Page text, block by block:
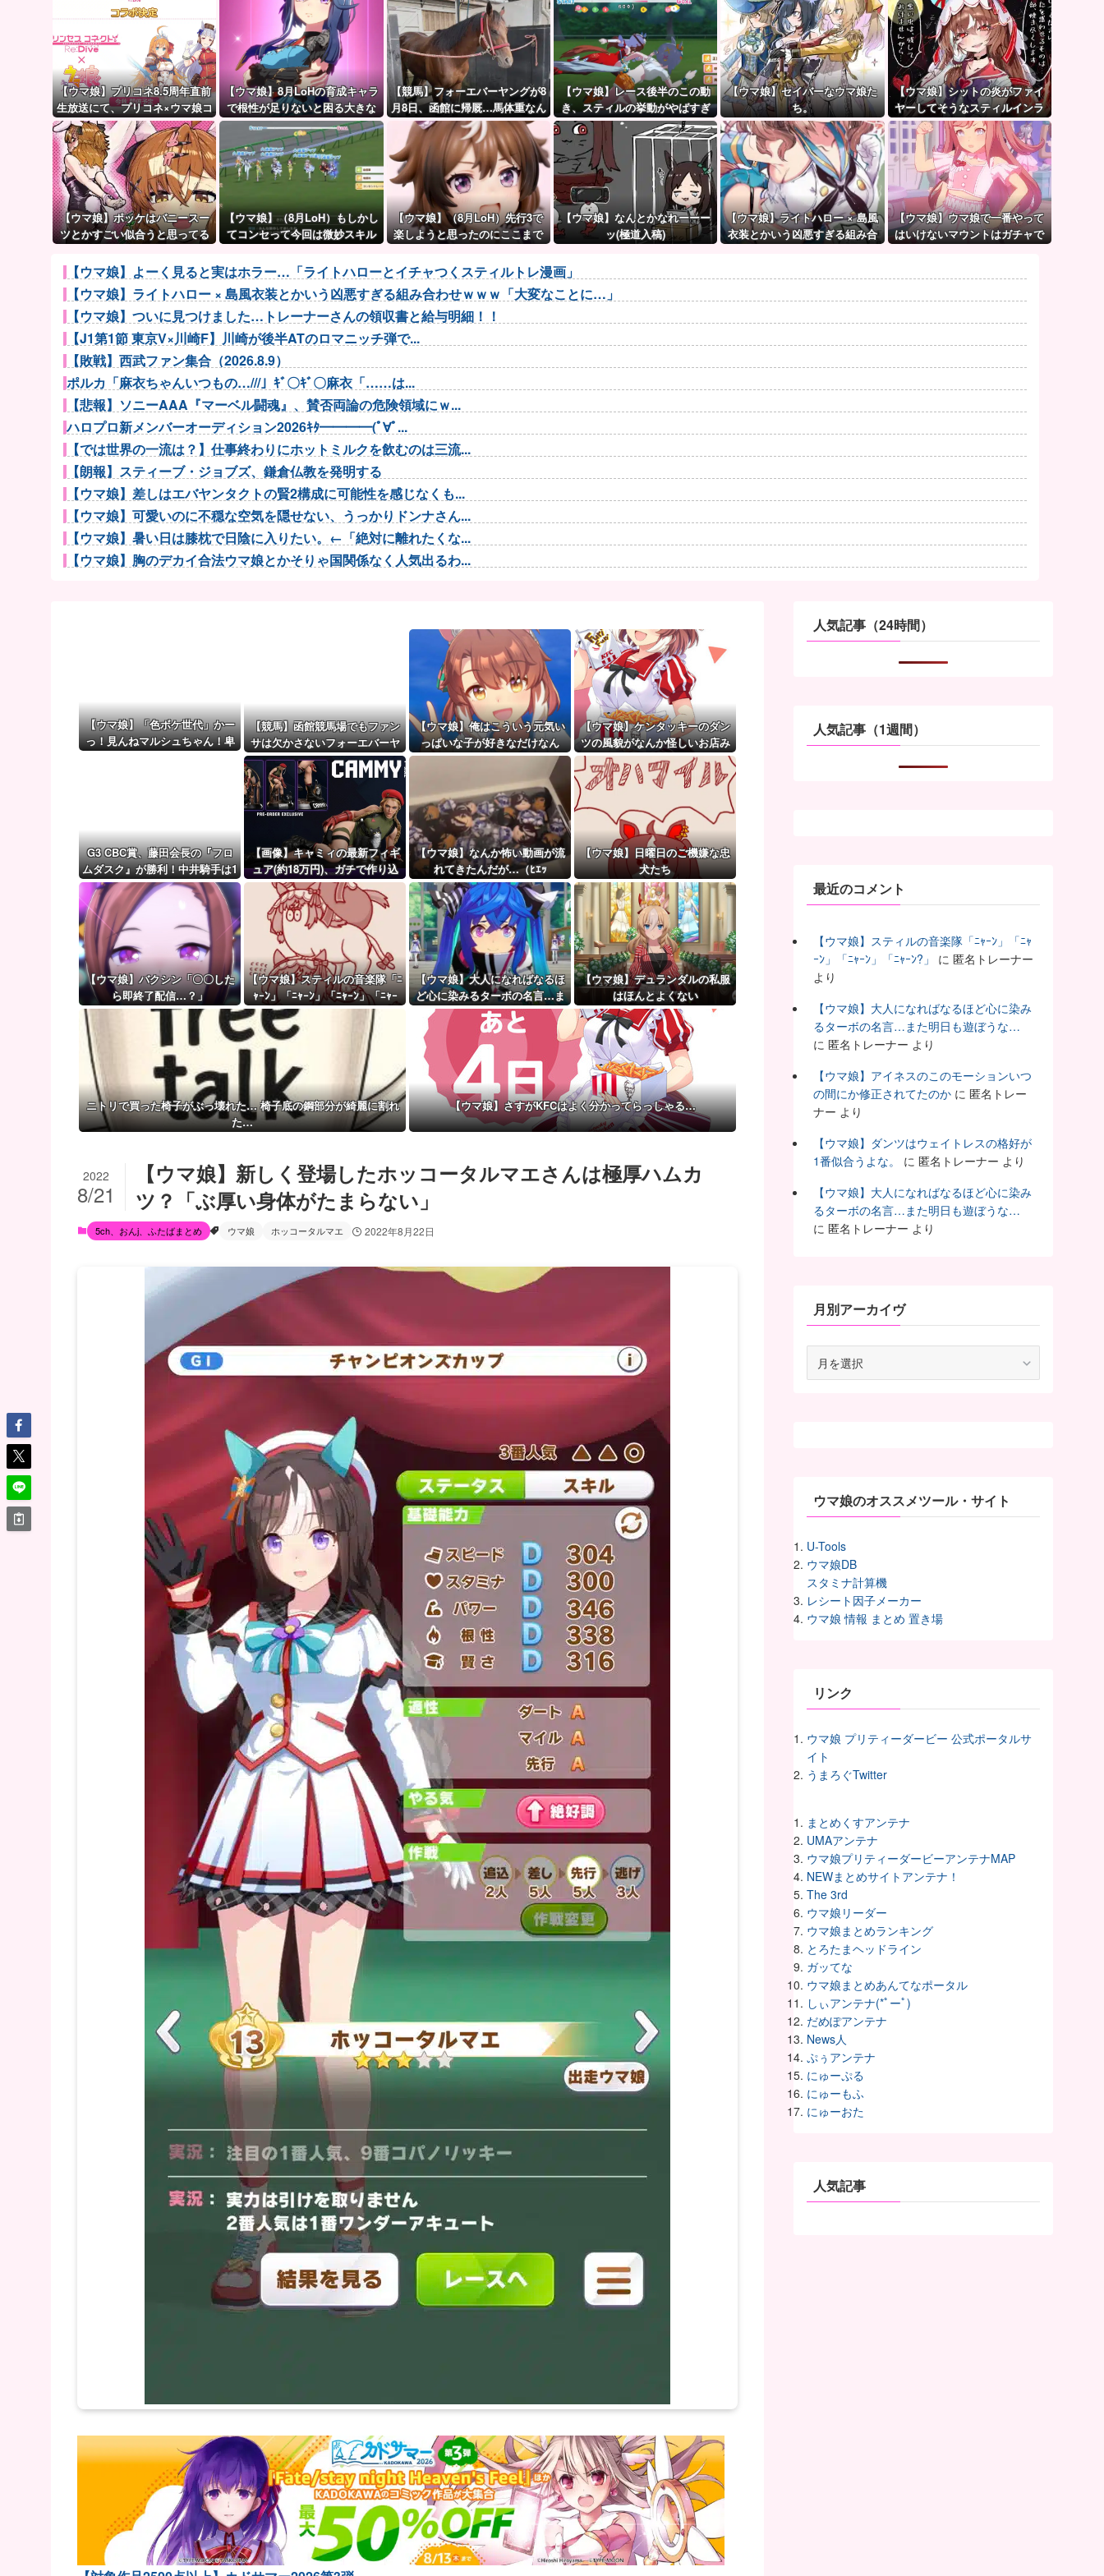
【ウマ娘】プリコネ8.5周年直前
生放送にて、プリコネ×ウマ娘コ
ラボの開催について告知が！？
今秋予定で詳細については後日
発表とのこと。※動画リンク有
【ウマ娘】8月LoHの育成キャラ
で根性が足りないと困る大きな
理由がこちら。←「不調を考慮
すると1021必要」
【競馬】フォーエバーヤングが8
月8日、函館に帰厩…馬体重なん
と573キロ。←「デカすぎんだ
ろ…」
【ウマ娘】レース後半のこの動
き、スティルの挙動がやばすぎ
る。
【ウマ娘】セイバーなウマ娘た
ち。
【ウマ娘】シットの炎がファイ
ヤーしてそうなスティルインラ
ブ（セーラーマーズ衣装）
【ウマ娘】ポッケはバニースー
ツとかすごい似合うと思ってる
【ウマ娘】（8月LoH）もしかし
てコンセって今回は微妙スキル
【ウマ娘】（8月LoH）先行3で
楽しようと思ったのにここまで
のだ…
【ウマ娘】なんとかなれーーー
ッ(極道入稿)
【ウマ娘】ライトハロー × 島風
衣装とかいう凶悪すぎる組み合
【ウマ娘】ウマ娘で一番やって
はいけないマウントはガチャで
【ウマ娘】よーく見ると実はホラー…「ライトハローとイチャつくスティルトレ漫画」
【ウマ娘】ライトハロー × 島風衣装とかいう凶悪すぎる組み合わせｗｗｗ「大変なことに…」
【ウマ娘】ついに見つけました…トレーナーさんの領収書と給与明細！！
【J1第1節 東京V×川崎F】川崎が後半ATのロマニッチ弾で...
【敗戦】西武ファン集合（2026.8.9）
ポルカ「麻衣ちゃんいつもの…///」ｷﾞ〇ｷﾞ〇麻衣「……は...
【悲報】ソニーAAA『マーベル闘魂』、賛否両論の危険領域にｗ...
ハロプロ新メンバーオーディション2026ｷﾀ━━━━(ﾟ∀ﾟ...
【では世界の一流は？】仕事終わりにホットミルクを飲むのは三流...
【朗報】スティーブ・ジョブズ、鎌倉仏教を発明する
【ウマ娘】差しはエバヤンタクトの賢2構成に可能性を感じなくも...
【ウマ娘】可愛いのに不穏な空気を隠せない、うっかりドンナさん...
【ウマ娘】暑い日は膝枕で日陰に入りたい。←「絶対に離れたくな...
【ウマ娘】胸のデカイ合法ウマ娘とかそりゃ国関係なく人気出るわ...
口を開けたマッコウクジラが正面から接近、素手で頭を押し返すダ...
【悲報】日本人艦これ絵師、AI絵だと誹謗中傷され筆を折ってし...
【グラボ】物がありません返金は今後あり得ると思ってるのでサブ...
お高いテント、盗まれそうで怖くない？
【艦これ】ほい、恐らく世界一需要がないE5-4甲クリア編成
【ウマ娘】（審議）無凸ブーケと完凸シャカール、中距離先行編成...
【ウマ娘】覚醒Lv6、7の解放が今後2か月置きに実装予定！第...
【ウマ娘】「色ボケ世代」かー
っ！見んねマルシュちゃん！卑
【競馬】函館競馬場でもファン
サは欠かさないフォーエバーヤ
ング
【ウマ娘】俺はこういう元気い
っぱいな子が好きなだけなん
だ…
【ウマ娘】ケンタッキーのダン
ツの風貌がなんか怪しいお店み
たいだな…
G3 CBC賞、藤田会長の『フロ
ムダスク』が勝利！中井騎手は1
5年目で重賞初制覇！【ウマ娘民
の反応】
【画像】キャミィの最新フィギ
ュア(約18万円)、ガチで作り込
みがエグすぎる
【ウマ娘】なんか怖い動画が流
れてきたんだが…（ﾋｴｯ
【ウマ娘】日曜日のご機嫌な忠
犬たち
【ウマ娘】バクシン「〇〇した
ら即終了配信…？」
【ウマ娘】スティルの音楽隊「ﾆ
ｬｰﾝ」「ﾆｬｰﾝ」「ﾆｬｰﾝ」「ﾆｬｰ
ﾝ?」
【ウマ娘】大人になればなるほ
ど心に染みるターボの名言…ま
た明日も遊ぼうな…
【ウマ娘】デュランダルの私服
はほんとよくない
ニトリで買った椅子がぶっ壊れた… 椅子底の鋼部分が綺麗に割れ
た…
【ウマ娘】さすがKFCはよく分かってらっしゃる…
【ウマ娘】新しく登場したホッコータルマエさんは極厚ハムカ
ツ？「ぶ厚い身体がたまらない」
2022
8/21
5ch、おんj、ふたばまとめ ウマ娘 ホッコータルマエ 2022年8月22日
人気記事（24時間）
人気記事（1週間）
最近のコメント
【ウマ娘】スティルの音楽隊「ﾆｬｰﾝ」「ﾆｬ
ｰﾝ」「ﾆｬｰﾝ」「ﾆｬｰﾝ?」
に 匿名トレーナー
より
【ウマ娘】大人になればなるほど心に染み
るターボの名言…また明日も遊ぼうな…
に 匿名トレーナー より
【ウマ娘】アイネスのこのモーションいつ
の間にか修正されてたのか に 匿名トレー
ナー より
【ウマ娘】ダンツはウェイトレスの格好が
1番似合うよな。
に 匿名トレーナー より
【ウマ娘】大人になればなるほど心に染み
るターボの名言…また明日も遊ぼうな…
に 匿名トレーナー より
月別アーカイヴ
ウマ娘のオススメツール・サイト
U-Tools
ウマ娘DB
スタミナ計算機
レシート因子メーカー
ウマ娘 情報 まとめ 置き場
リンク
ウマ娘 プリティーダービー 公式ポータルサ
イト
うまろぐTwitter
まとめくすアンテナ
UMAアンテナ
ウマ娘プリティーダービーアンテナMAP
NEWまとめサイトアンテナ！
The 3rd
ウマ娘リーダー
ウマ娘まとめランキング
とろたまヘッドライン
ガッてな
ウマ娘まとめあんてなポータル
しぃアンテナ(*ﾟーﾟ)
だめぽアンテナ
News人
ぷぅアンテナ
にゅーぷる
にゅーもふ
にゅーおた
人気記事